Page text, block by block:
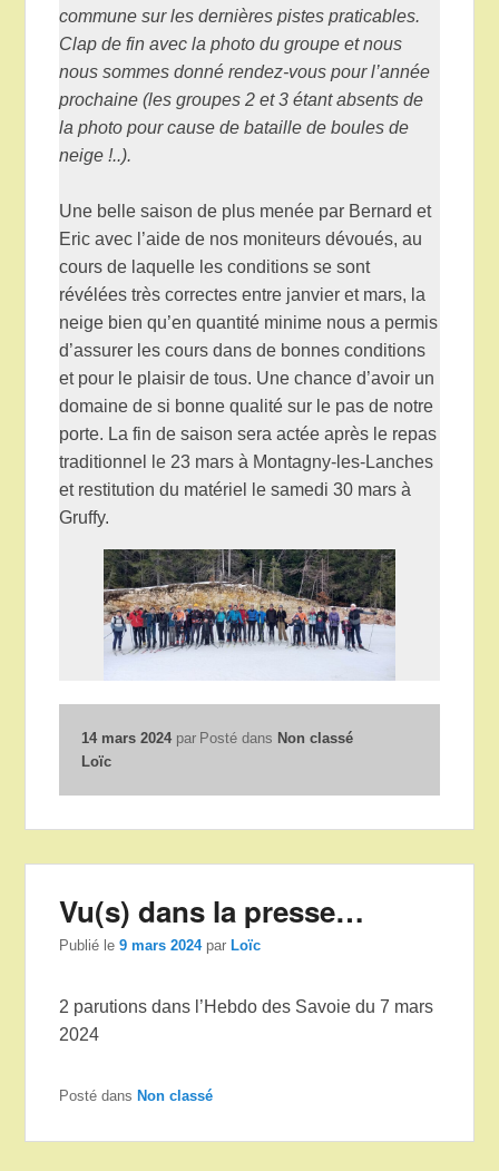
commune sur les dernières pistes praticables.
Clap de fin avec la photo du groupe et nous
nous sommes donné rendez-vous pour l’année
prochaine (les groupes 2 et 3 étant absents de
la photo pour cause de bataille de boules de
neige !..).
Une belle saison de plus menée par Bernard et
Eric avec l’aide de nos moniteurs dévoués, au
cours de laquelle les conditions se sont
révélées très correctes entre janvier et mars, la
neige bien qu’en quantité minime nous a permis
d’assurer les cours dans de bonnes conditions
et pour le plaisir de tous. Une chance d’avoir un
domaine de si bonne qualité sur le pas de notre
porte. La fin de saison sera actée après le repas
traditionnel le 23 mars à Montagny-les-Lanches
et restitution du matériel le samedi 30 mars à
Gruffy.
14 mars 2024 par
Loïc
Posté dans Non classé
Vu(s) dans la presse…
Publié le9 mars 2024 parLoïc
2 parutions dans l’Hebdo des Savoie du 7 mars
2024
Posté dans Non classé